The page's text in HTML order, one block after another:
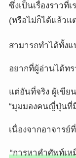
ซึ่งเป็นเรื่องราวที่
(หรือไม่ก็ได้แล้วแ
สามารถทำได้ทั้ง
อยากที่ผู้อ่านได้ทร
แต่อันที่จริง ผู้เขีย
“มุมมองคนญี่ปุ่นที่
เนื่องจากอาจาร
“การหาคำศัพท์เห